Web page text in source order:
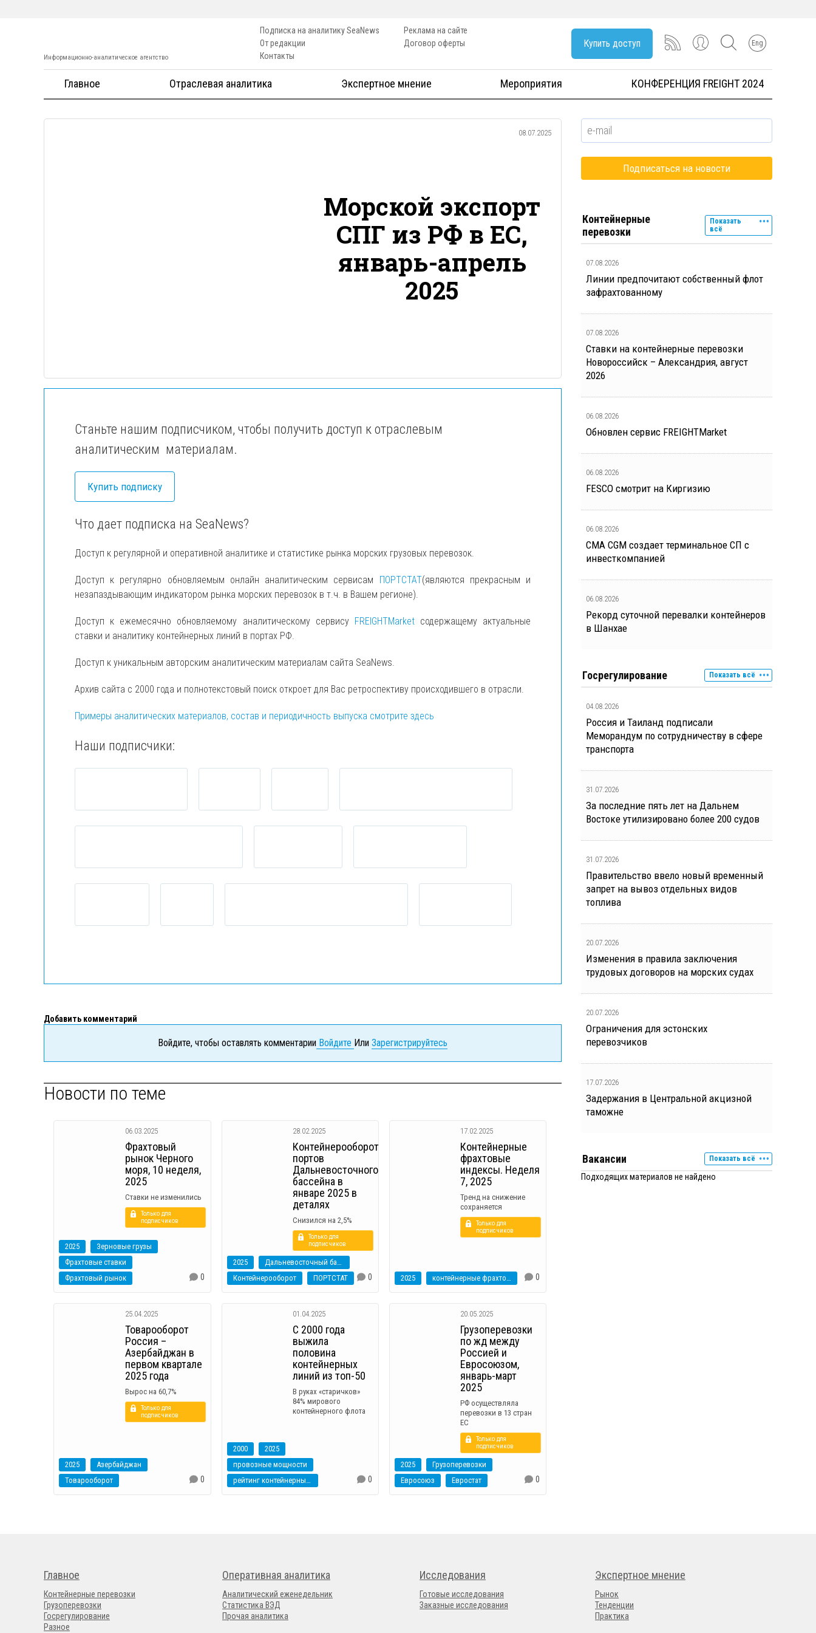
Информационно-аналитическое агентство
Подписка на аналитику SeaNews
От редакции
Контакты
Реклама на сайте
Договор оферты
Купить доступ Eng
Главное Отраслевая аналитика Экспертное мнение Мероприятия КОНФЕРЕНЦИЯ FREIGHT 2024
08.07.2025
Морской экспорт
СПГ из РФ в ЕС,
январь-апрель
2025
Станьте нашим подписчиком, чтобы получить доступ к отраслевым
аналитическим материалам.
Купить подписку
Что дает подписка на SeaNews?
Доступ к регулярной и оперативной аналитике и статистике рынка морских грузовых перевозок.
Доступ к регулярно обновляемым онлайн аналитическим сервисам ПОРТСТАТ(являются прекрасным и
незапаздывающим индикатором рынка морских перевозок в т.ч. в Вашем регионе).
Доступ к ежемесячно обновляемому аналитическому сервису FREIGHTMarketсодержащему актуальные
ставки и аналитику контейнерных линий в портах РФ.
Доступ к уникальным авторским аналитическим материалам сайта SeaNews.
Архив сайта с 2000 года и полнотекстовый поиск откроет для Вас ретроспективу происходившего в отрасли.
Примеры аналитических материалов, состав и периодичность выпуска смотрите здесь
Наши подписчики:
Добавить комментарий
Войдите, чтобы оставлять комментарии Войдите Или Зарегистрируйтесь
Новости по теме
06.03.2025
Фрахтовый
рынок Черного
моря, 10 неделя,
2025
Ставки не изменились
Только для
подписчиков
2025
Зерновые грузы
Фрахтовые ставки
Фрахтовый рынок
0
28.02.2025
Контейнерооборот
портов
Дальневосточного
бассейна в
январе 2025 в
деталях
Снизился на 2,5%
Только для
подписчиков
2025
Контейнерооборот
ПОРТСТАТ 0
17.02.2025
Контейнерные
фрахтовые
индексы. Неделя
7, 2025
Тренд на снижение
сохраняется
Только для
подписчиков
2025 0
25.04.2025
Товарооборот
Россия –
Азербайджан в
первом квартале
2025 года
Вырос на 60,7%
Только для
подписчиков
2025
Азербайджан
Товарооборот
0
01.04.2025
С 2000 года
выжила
половина
контейнерных
линий из топ-50
В руках «старичков»
84% мирового
контейнерного флота
2000
2025
провозные мощности
0
20.05.2025
Грузоперевозки
по жд между
Россией и
Евросоюзом,
январь-март
2025
РФ осуществляла
перевозки в 13 стран
ЕС
Только для
подписчиков
2025
Грузоперевозки
Евросоюз
Евростат 0
Контейнерные
перевозки
Показать
всё
07.08.2026
Линии предпочитают собственный флот
зафрахтованному
07.08.2026
Ставки на контейнерные перевозки
Новороссийск – Александрия, август
2026
06.08.2026
Обновлен сервис FREIGHTMarket
06.08.2026
FESCO смотрит на Киргизию
06.08.2026
CMA CGM создает терминальное СП с
инвесткомпанией
06.08.2026
Рекорд суточной перевалки контейнеров
в Шанхае
Госрегулирование Показать всё
04.08.2026
Россия и Таиланд подписали
Меморандум по сотрудничеству в сфере
транспорта
31.07.2026
За последние пять лет на Дальнем
Востоке утилизировано более 200 судов
31.07.2026
Правительство ввело новый временный
запрет на вывоз отдельных видов
топлива
20.07.2026
Изменения в правила заключения
трудовых договоров на морских судах
20.07.2026
Ограничения для эстонских
перевозчиков
17.07.2026
Задержания в Центральной акцизной
таможне
Вакансии Показать всё
Подходящих материалов не найдено
Главное
Контейнерные перевозки
Грузоперевозки
Госрегулирование
Разное
Оперативная аналитика
Аналитический еженедельник
Статистика ВЭД
Прочая аналитика
Исследования
Готовые исследования
Заказные исследования
Экспертное мнение
Рынок
Тенденции
Практика